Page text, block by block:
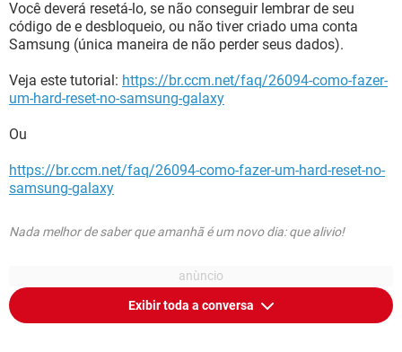
Você deverá resetá-lo, se não conseguir lembrar de seu
código de e desbloqueio, ou não tiver criado uma conta
Samsung (única maneira de não perder seus dados).
Veja este tutorial: https://br.ccm.net/faq/26094-como-fazer-
um-hard-reset-no-samsung-galaxy
Ou
https://br.ccm.net/faq/26094-como-fazer-um-hard-reset-no-
samsung-galaxy
Nada melhor de saber que amanhã é um novo dia: que alivio!
Exibir toda a conversa